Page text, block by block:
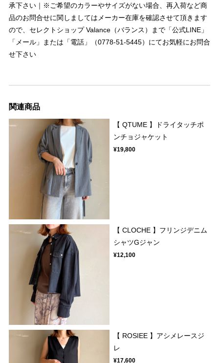
承下さい｜※ご希望のカラーやサイズがない場合、再入荷など商
品のお問合せに関しましてはメーカー在庫を確認させて頂きます
ので、セレクトショップ Valance（バランス）まで「公式LINE」
「メール」または「電話」（0778-51-5445）にてお気軽にお問合
せ下さい
関連商品
【 QTUME 】ドライタッチポ
ンチョジャケット
¥19,800
【 CLOCHE 】フリンジデニム
シャツGジャン
¥12,100
【 ROSIEE 】アシメレースジ
レ
¥17,600